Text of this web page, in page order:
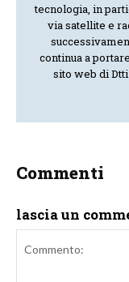
tecnologia, in
via satellite e
continua a
sito web di
Commenti
lascia un